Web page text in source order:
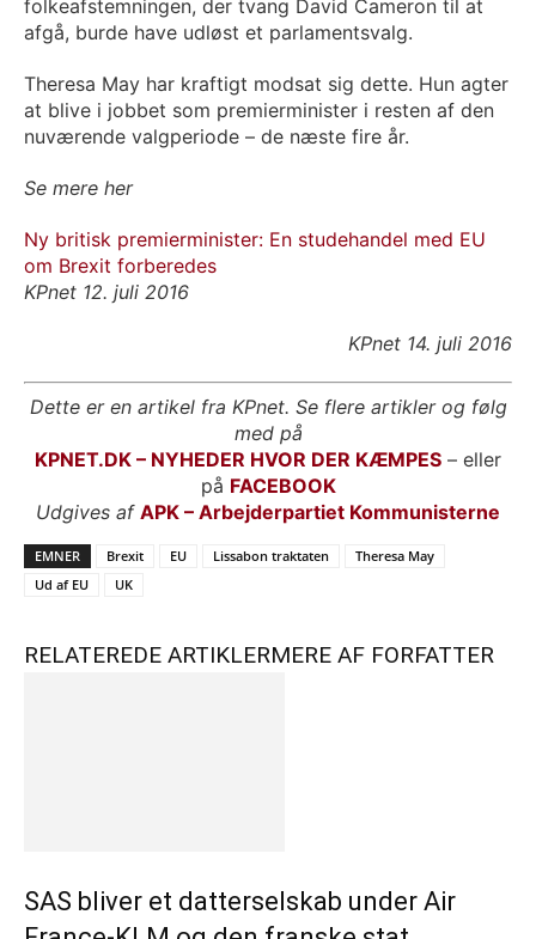
folkeafstemningen, der tvang David Cameron til at
afgå, burde have udløst et parlamentsvalg.
Theresa May har kraftigt modsat sig dette. Hun agter
at blive i jobbet som premierminister i resten af den
nuværende valgperiode – de næste fire år.
Se mere her
Ny britisk premierminister: En studehandel med EU
om Brexit forberedes
KPnet 12. juli 2016
KPnet 14. juli 2016
Dette er en artikel fra KPnet. Se flere artikler og følg
med på
KPNET.DK – NYHEDER HVOR DER KÆMPES – eller
på FACEBOOK
Udgives af APK – Arbejderpartiet Kommunisterne
EMNER Brexit EU Lissabon traktaten
Theresa May
Ud af EU
UK
RELATEREDE ARTIKLERMERE AF FORFATTER
SAS bliver et datterselskab under Air